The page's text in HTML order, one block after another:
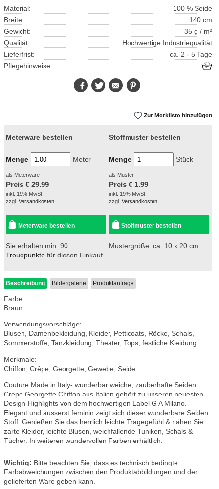
Material:
100 % Seide
Breite:
140 cm
Gewicht:
35 g / m²
Qualität:
Hochwertige Industriequalität
Lieferfrist:
ca. 2 - 5 Tage
Pflegehinweise:
FacebookTwitter E-
Mail
Zur Merkliste hinzufügen
Meterware bestellen
Menge Meter
als Meterware
Preis € 29.99
inkl. 19% MwSt
zzgl. Versandkosten
Meterware bestellen
Sie erhalten min. 90
Treuepunkte für diesen Einkauf.
Stoffmuster bestellen
Menge Stück
als Muster
Preis € 1.99
inkl. 19% MwSt
zzgl.Versandkosten
Stoffmuster bestellen
Mustergröße: ca. 10 x 20 cm
Beschreibung Bildergalerie Produktanfrage
Farbe:
Braun
Verwendungsvorschläge:
Blusen, Damenbekleidung, Kleider, Petticoats, Röcke, Schals,
Sommerstoffe, Tanzkleidung, Theater, Tops, festliche Kleidung
Merkmale:
Chiffon, Crêpe, Georgette, Gewebe, Seide
Couture:Made in Italy- wunderbar weiche, zauberhafte Seiden
Crepe Georgette Chiffon aus Italien gehört zu unseren neuesten
Design-Highlights von dem hochwertigen Label G A Milano.
Elegant und äusserst feminin zeigt sich dieser wunderbare Seiden
Stoff. Genießen Sie das herrlich leichte Tragegefühl & nähen Sie
zarte Kleider, leichte Blusen, weichfallende Tuniken, Schals &
Tücher. In weiteren wundervollen Farben erhältlich.
Wichtig: Bitte beachten Sie, dass es technisch bedingte
Farbabweichungen zwischen den Produktabbildungen und der
gelieferten Ware geben kann.